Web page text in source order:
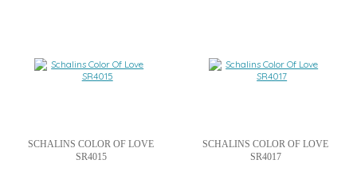
SCHALINS COLOR OF LOVE
SR4015
SCHALINS COLOR OF LOVE
SR4017